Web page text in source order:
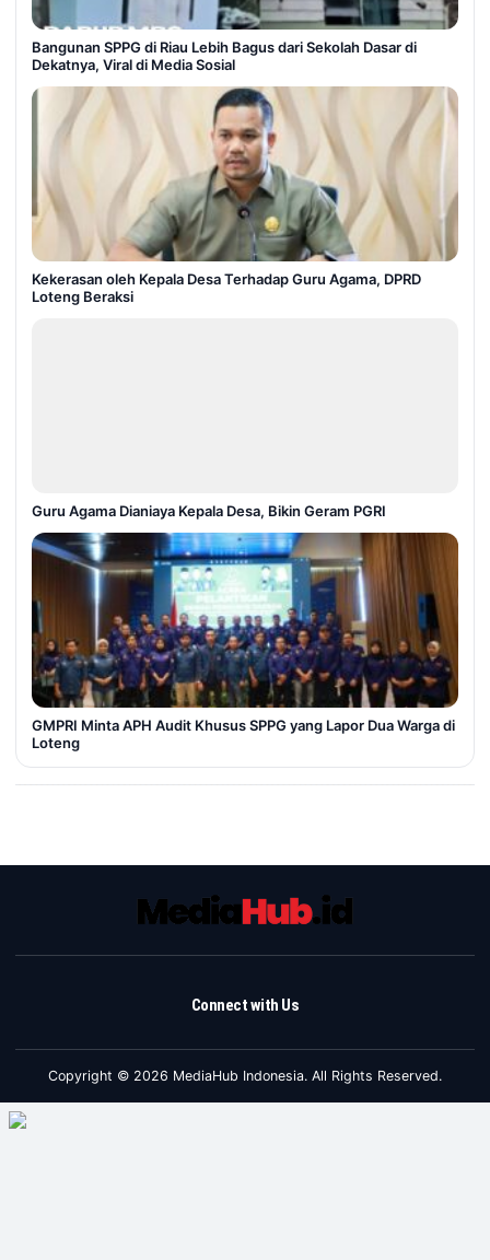
Bangunan SPPG di Riau Lebih Bagus dari Sekolah Dasar di
Dekatnya, Viral di Media Sosial
Kekerasan oleh Kepala Desa Terhadap Guru Agama, DPRD
Loteng Beraksi
Guru Agama Dianiaya Kepala Desa, Bikin Geram PGRI
GMPRI Minta APH Audit Khusus SPPG yang Lapor Dua Warga di
Loteng
Connect with Us
Copyright © 2026 MediaHub Indonesia. All Rights Reserved.